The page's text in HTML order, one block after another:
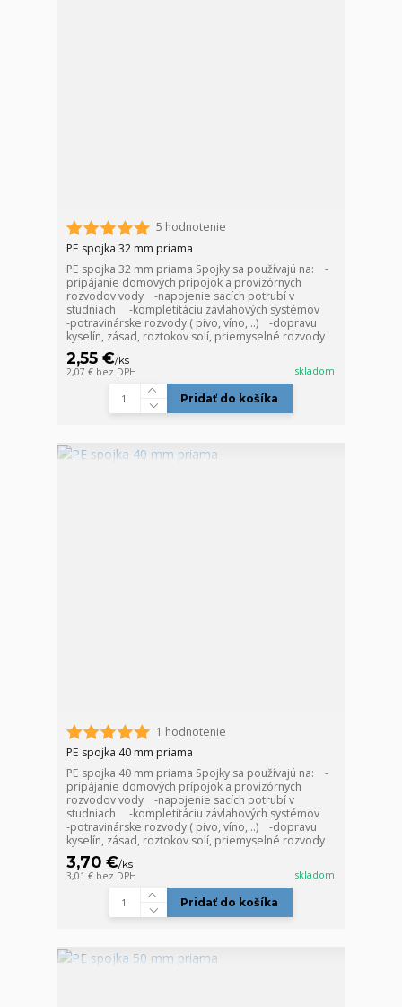
5 hodnotenie
PE spojka 32 mm priama
PE spojka 32 mm priama Spojky sa používajú na: -
pripájanie domových prípojok a provizórnych
rozvodov vody -napojenie sacích potrubí v
studniach -kompletitáciu závlahových systémov
-potravinárske rozvody ( pivo, víno, ..) -dopravu
kyselín, zásad, roztokov solí, priemyselné rozvody
2,55 €/ks
2,07 € bez DPH skladom
Pridať do košíka
1 hodnotenie
PE spojka 40 mm priama
PE spojka 40 mm priama Spojky sa používajú na: -
pripájanie domových prípojok a provizórnych
rozvodov vody -napojenie sacích potrubí v
studniach -kompletitáciu závlahových systémov
-potravinárske rozvody ( pivo, víno, ..) -dopravu
kyselín, zásad, roztokov solí, priemyselné rozvody
3,70 €/ks
3,01 € bez DPH skladom
Pridať do košíka